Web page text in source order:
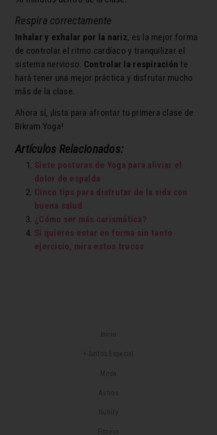
Respira correctamente
Inhalar y exhalar por la nariz, es la mejor forma
de controlar el ritmo cardíaco y tranquilizar el
sistema nervioso. Controlar la respiración te
hará tener una mejor práctica y disfrutar mucho
más de la clase.
Ahora sí, ¡lista para afrontar tu primera clase de
Bikram Yoga!
Artículos Relacionados:
Siete posturas de Yoga para aliviar el
dolor de espalda
Cinco tips para disfrutar de la vida con
buena salud
¿Cómo ser más carismática?
Si quieres estar en forma sin tanto
ejercicio, mira estos trucos
Inicio
+Juntos Especial
Moda
Astros
Nutrify
Fitness